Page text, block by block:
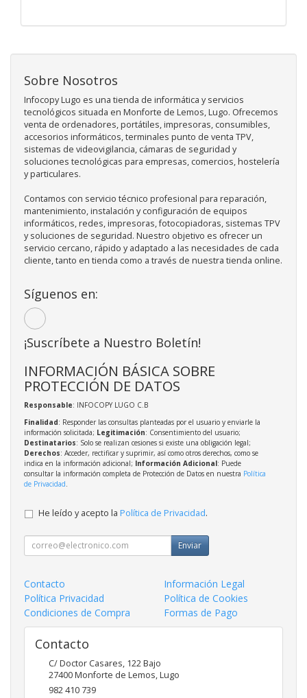
Sobre Nosotros
Infocopy Lugo es una tienda de informática y servicios
tecnológicos situada en Monforte de Lemos, Lugo. Ofrecemos
venta de ordenadores, portátiles, impresoras, consumibles,
accesorios informáticos, terminales punto de venta TPV,
sistemas de videovigilancia, cámaras de seguridad y
soluciones tecnológicas para empresas, comercios, hostelería
y particulares.
Contamos con servicio técnico profesional para reparación,
mantenimiento, instalación y configuración de equipos
informáticos, redes, impresoras, fotocopiadoras, sistemas TPV
y soluciones de seguridad. Nuestro objetivo es ofrecer un
servicio cercano, rápido y adaptado a las necesidades de cada
cliente, tanto en tienda como a través de nuestra tienda online.
Síguenos en:
¡Suscríbete a Nuestro Boletín!
INFORMACIÓN BÁSICA SOBRE
PROTECCIÓN DE DATOS
Responsable: INFOCOPY LUGO C.B
Finalidad: Responder las consultas planteadas por el usuario y enviarle la
información solicitada; Legitimación: Consentimiento del usuario;
Destinatarios: Solo se realizan cesiones si existe una obligación legal;
Derechos: Acceder, rectificar y suprimir, así como otros derechos, como se
indica en la información adicional; Información Adicional: Puede
consultar la información completa de Protección de Datos en nuestra Política
de Privacidad
He leído y acepto la Política de Privacidad.
Enviar
Contacto
Información Legal
Política Privacidad
Política de Cookies
Condiciones de Compra
Formas de Pago
Contacto
C/ Doctor Casares, 122 Bajo
27400Monforte de Lemos,Lugo
982 410 739